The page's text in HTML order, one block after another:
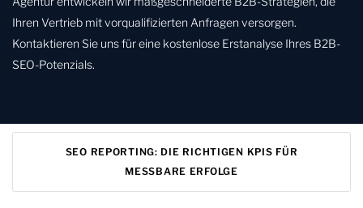
Ihren Vertrieb mit vorqualifizierten Anfragen versorgen.
Kontaktieren Sie uns für eine kostenlose Erstanalyse Ihres B2B-
SEO-Potenzials.
SEO REPORTING: DIE RICHTIGEN KPIS FÜR
MESSBARE ERFOLGE